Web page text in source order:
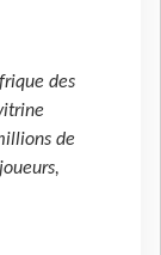
des
de